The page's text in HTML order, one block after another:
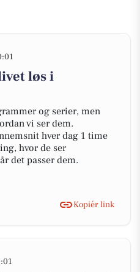
løs i
og serier, men
vi ser dem.
hver dag 1 time
hvor de ser
det passer dem.
Kopiér link